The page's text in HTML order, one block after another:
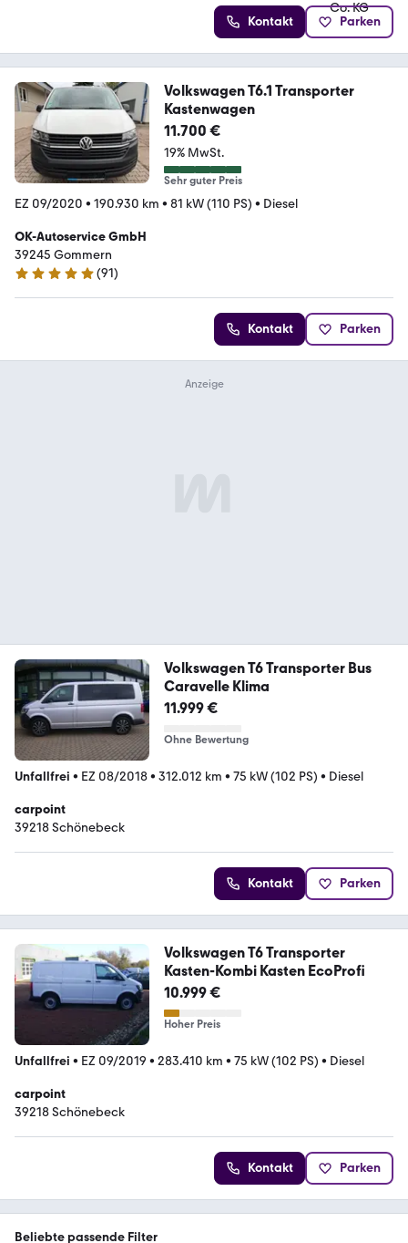
Kontakt Parken
Volkswagen T6.1 Transporter
Kastenwagen
11.700 €
19% MwSt.
Sehr guter Preis
EZ 09/2020 • 190.930 km • 81 kW (110 PS) • Diesel
OK-Autoservice GmbH
39245 Gommern
5 Sterne
(91)
Kontakt Parken
Volkswagen T6 Transporter Bus
Caravelle Klima
11.999 €
Ohne Bewertung
Unfallfrei • EZ 08/2018• 312.012 km • 75 kW (102 PS) • Diesel
carpoint
39218 Schönebeck
Kontakt Parken
Volkswagen T6 Transporter
Kasten-Kombi Kasten EcoProfi
10.999 €
Hoher Preis
Unfallfrei • EZ 09/2019 • 283.410 km • 75 kW (102 PS) • Diesel
carpoint
39218 Schönebeck
Kontakt Parken
Beliebte passende Filter